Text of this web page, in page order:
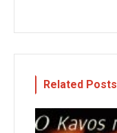
Related Posts